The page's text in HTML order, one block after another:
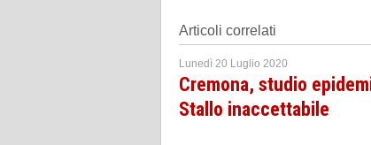
Articoli correlati
Lunedì 20 Luglio 2020
Cremona, studio
Stallo inaccettabile